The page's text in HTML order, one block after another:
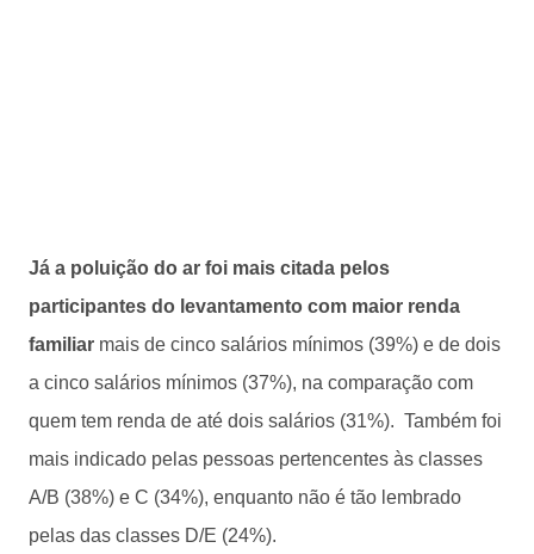
Já a poluição do ar foi mais citada pelos
participantes do levantamento com maior renda
familiar mais de cinco salários mínimos (39%) e de dois
a cinco salários mínimos (37%), na comparação com
quem tem renda de até dois salários (31%). Também foi
mais indicado pelas pessoas pertencentes às classes
A/B (38%) e C (34%), enquanto não é tão lembrado
pelas das classes D/E (24%).